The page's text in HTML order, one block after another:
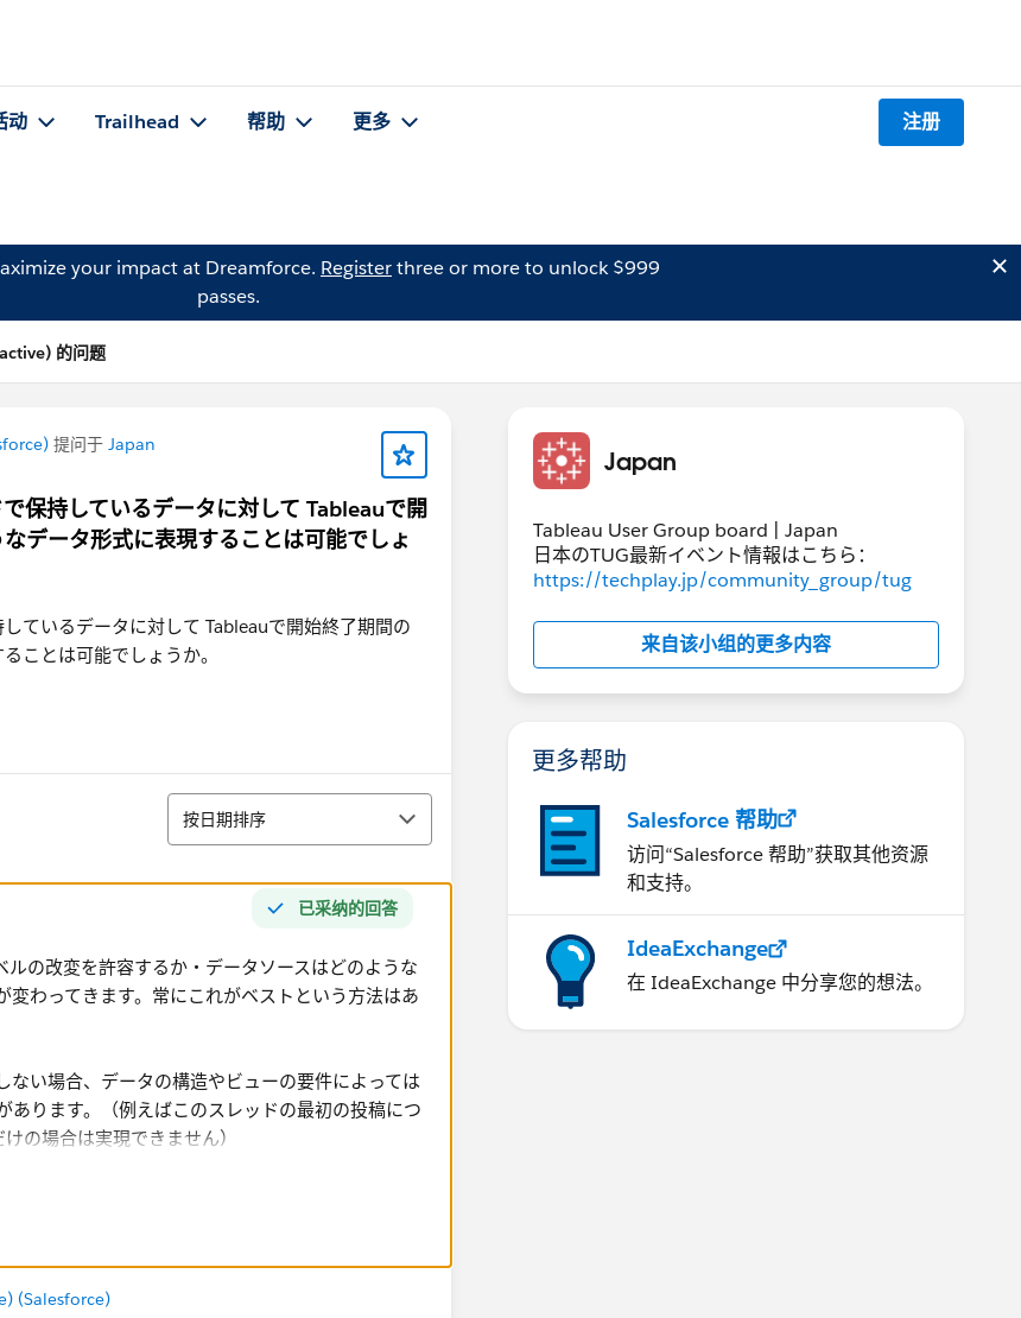
动 Trailhead 帮助 更多 注册
your impact at Dreamforce. Registerthree or more to unlock $999
passes.
的问题
提问于 Japan
保持しているデータに対して Tableauで開
データ形式に表現することは可能でしょ
排序
按日期排序
已采纳的回答
ルの改変を許容するか・データソースはどのような
わってきます。常にこれがベストという方法はあ
い場合、データの構造やビューの要件によっては
ります。（例えばこのスレッドの最初の投稿につ
の場合は実現できません）
ん。​
(Salesforce)
Japan
Tableau User Group board | Japan
日本のTUG最新イベント情報はこちら：
https://techplay.jp/community_group/tug
来自该小组的更多内容
更多帮助
Salesforce 帮助
访问“Salesforce 帮助”获取其他资源
和支持。
IdeaExchange
在 IdeaExchange 中分享您的想法。